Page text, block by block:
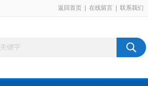
返回首页 在线留言 联系我们